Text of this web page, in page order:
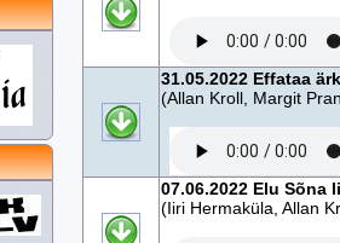
31.05.2022 Effataa
(Allan Kroll, Margit
07.06.2022 Elu Sõna
(Iiri Hermaküla, Allan